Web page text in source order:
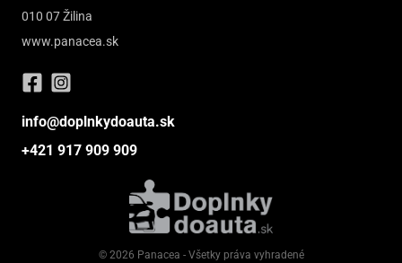
010 07 Žilina
www.panacea.sk
info@doplnkydoauta.sk
+421 917 909 909
© 2026 Panacea - Všetky práva vyhradené